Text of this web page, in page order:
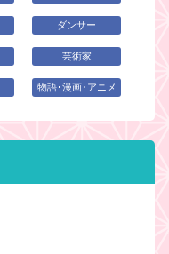
ダンサー
芸術家
物語･漫画･アニメ